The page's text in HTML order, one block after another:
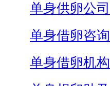
单身供卵公司
单身借卵咨询
单身借卵机构